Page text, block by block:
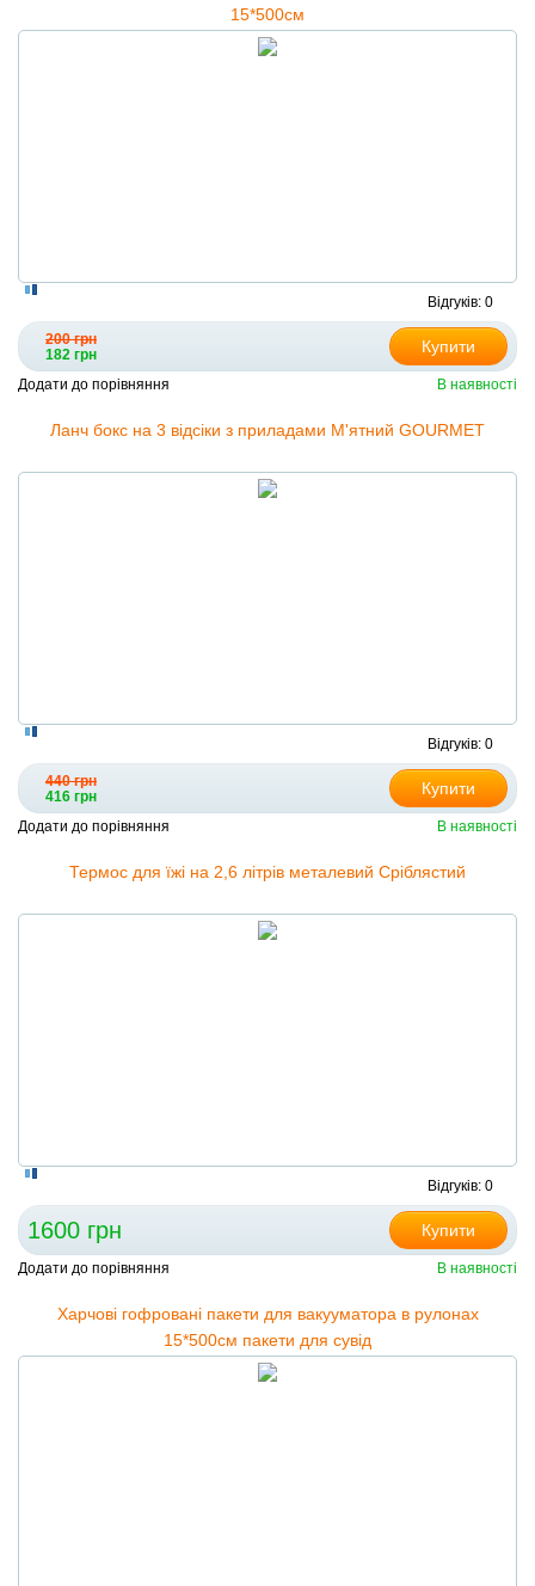
15*500см
Відгуків: 0
200 грн
182 грн
Купити
Додати до порівняння В наявності
Ланч бокс на 3 відсіки з приладами М'ятний GOURMET
Відгуків: 0
440 грн
416 грн
Купити
Додати до порівняння В наявності
Термос для їжі на 2,6 літрів металевий Сріблястий
Відгуків: 0
1600 грн Купити
Додати до порівняння В наявності
Харчові гофровані пакети для вакууматора в рулонах
15*500см пакети для сувід